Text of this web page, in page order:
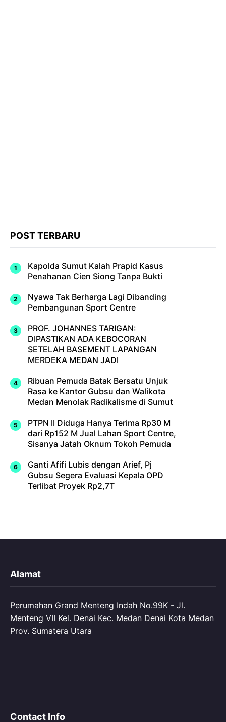
POST TERBARU
Kapolda Sumut Kalah Prapid Kasus
Penahanan Cien Siong Tanpa Bukti
Nyawa Tak Berharga Lagi Dibanding
Pembangunan Sport Centre
PROF. JOHANNES TARIGAN:
DIPASTIKAN ADA KEBOCORAN
SETELAH BASEMENT LAPANGAN
MERDEKA MEDAN JADI
Ribuan Pemuda Batak Bersatu Unjuk
Rasa ke Kantor Gubsu dan Walikota
Medan Menolak Radikalisme di Sumut
PTPN II Diduga Hanya Terima Rp30 M
dari Rp152 M Jual Lahan Sport Centre,
Sisanya Jatah Oknum Tokoh Pemuda
Ganti Afifi Lubis dengan Arief, Pj
Gubsu Segera Evaluasi Kepala OPD
Terlibat Proyek Rp2,7T
Alamat
Perumahan Grand Menteng Indah No.99K - Jl.
Menteng VII Kel. Denai Kec. Medan Denai Kota Medan
Prov. Sumatera Utara
Contact Info